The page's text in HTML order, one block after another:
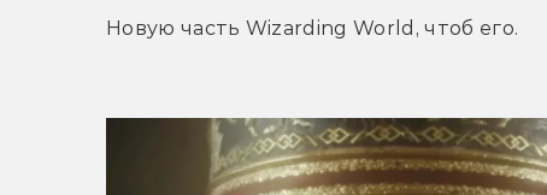
Новую часть Wizarding World, чтоб его.